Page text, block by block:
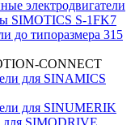
электродвигатели
SIMOTICS S-1FK7
до типоразмера 315
CONNECT
для SINAMICS
для SINUMERIK
SIMODRIVE